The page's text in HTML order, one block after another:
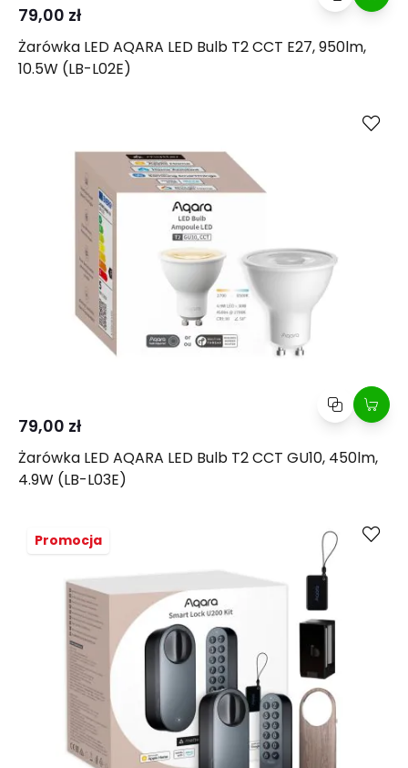
79,00 zł
Żarówka LED AQARA LED Bulb T2 CCT E27, 950lm,
10.5W (LB-L02E)
79,00 zł
Żarówka LED AQARA LED Bulb T2 CCT GU10, 450lm,
4.9W (LB-L03E)
Promocja